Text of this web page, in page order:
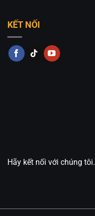
KẾT NỐI
Hãy kết nối với chúng tôi.